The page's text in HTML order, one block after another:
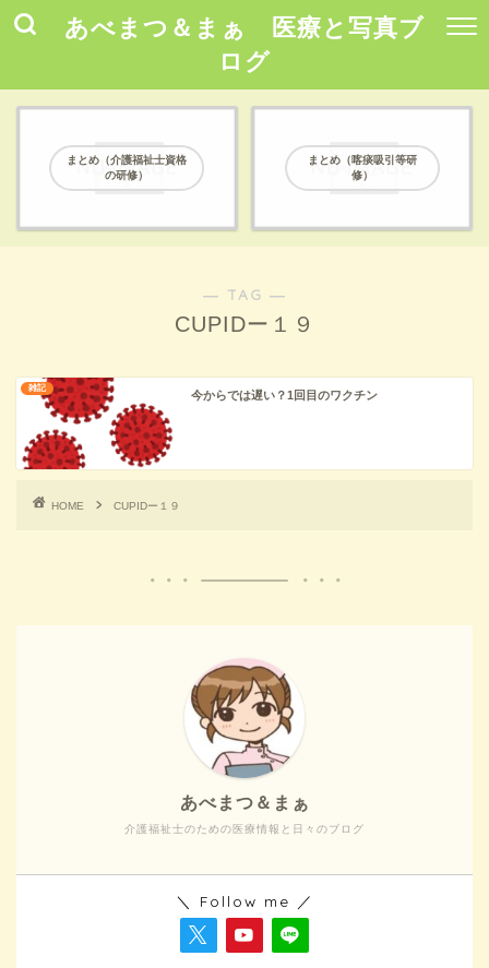
あべまつ＆まぁ 医療と写真ブ
ログ
まとめ（介護福祉士資格
の研修）
まとめ（喀痰吸引等研
修）
― TAG ―
CUPIDー１９
雑記
今からでは遅い？1回目のワクチン
HOME CUPIDー１９
介護福祉士のための医療情報と日々のブログ
あべまつ＆まぁ
＼ Follow me ／